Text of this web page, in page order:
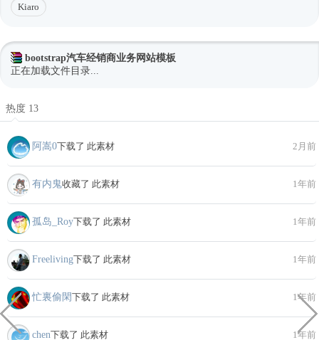
Kiaro
bootstrap汽车经销商业务网站模板
正在加载文件目录...
热度 13
阿嵩0下载了 此素材 2月前
有内鬼收藏了 此素材 1年前
孤岛_Roy下载了 此素材 1年前
Freeliving下载了 此素材 1年前
忙裏偷閑下载了 此素材 1年前
chen下载了 此素材 1年前